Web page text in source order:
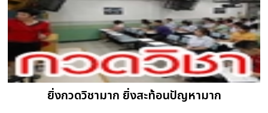
ยิ่งกวดวิชามาก ยิ่งสะท้อนปัญหามาก